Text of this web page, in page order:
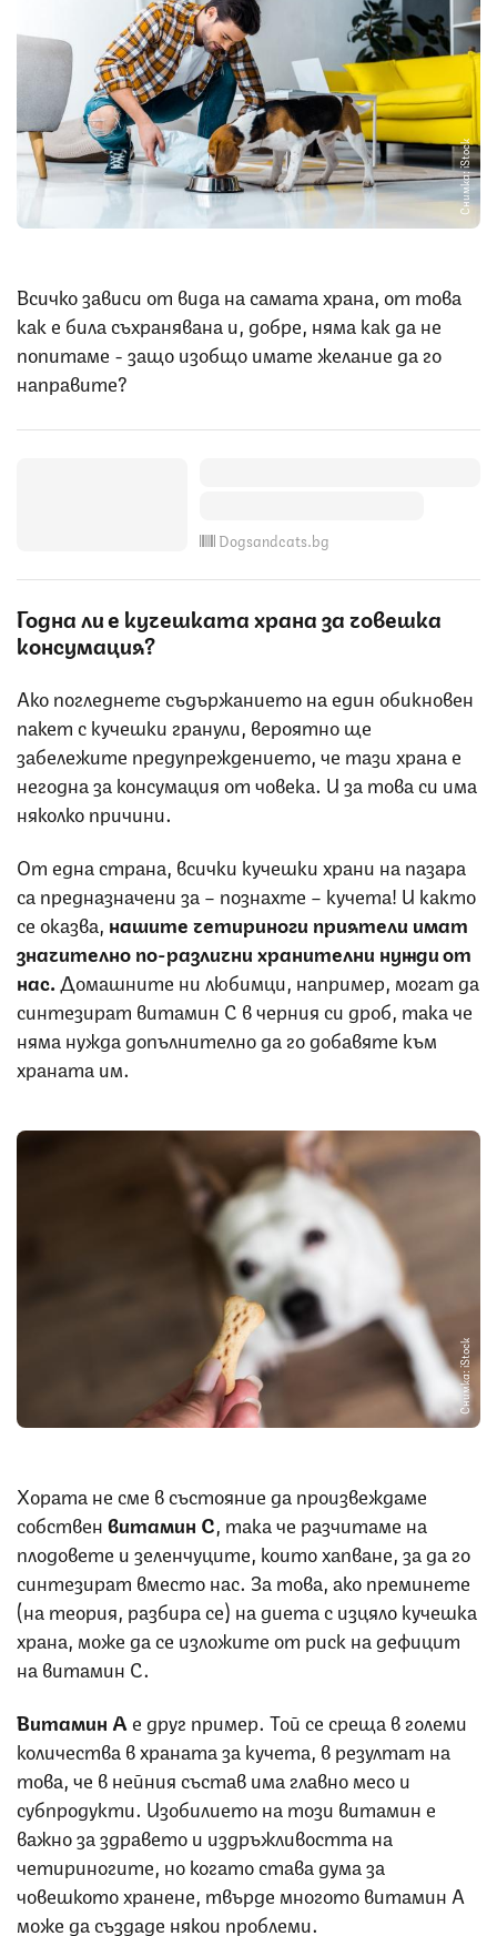
Снимка: iStock
Всичко зависи от вида на самата храна, от това
как е била съхранявана и, добре, няма как да не
попитаме - защо изобщо имате желание да го
направите?
Dogsandcats.bg
Годна ли е кучешката храна за човешка
консумация?
Ако погледнете съдържанието на един обикновен
пакет с кучешки гранули, вероятно ще
забележите предупреждението, че тази храна е
негодна за консумация от човека. И за това си има
няколко причини.
От една страна, всички кучешки храни на пазара
са предназначени за – познахте – кучета! И както
се оказва, нашите четириноги приятели имат
значително по-различни хранителни нужди от
нас. Домашните ни любимци, например, могат да
синтезират витамин С в черния си дроб, така че
няма нужда допълнително да го добавяте към
храната им.
Снимка: iStock
Хората не сме в състояние да произвеждаме
собственвитамин С , така че разчитаме на
плодовете и зеленчуците, които хапване, за да го
синтезират вместо нас. За това, ако преминете
(на теория, разбира се) на диета с изцяло кучешка
храна, може да се изложите от риск на дефицит
на витамин С.
Витамин Ае друг пример. Той се среща в големи
количества в храната за кучета, в резултат на
това, че в нейния състав има главно месо и
субпродукти. Изобилието на този витамин е
важно за здравето и издръжливостта на
четириногите, но когато става дума за
човешкото хранене, твърде многото витамин А
може да създаде някои проблеми.